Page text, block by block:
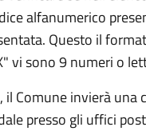
alfanumerico
Questo il
vi sono 9 numeri o
il Comune invierà
presso gli uffici